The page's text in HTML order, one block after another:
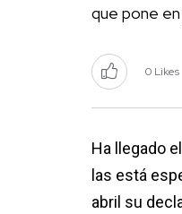
que pone
0 Likes
Ha llegado
las está
abril su